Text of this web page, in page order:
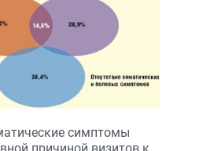
симптомы